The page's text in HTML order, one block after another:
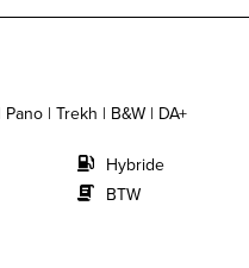
| Trekh | B&W | DA+
Hybride
BTW